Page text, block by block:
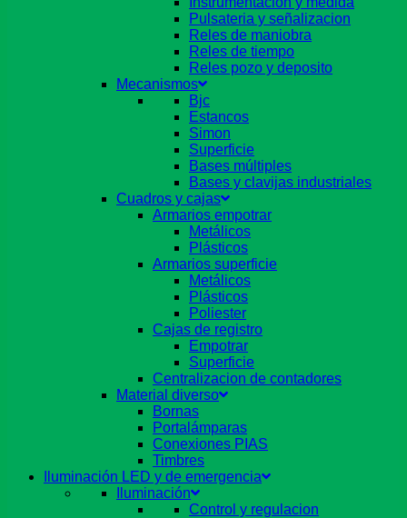
Pulsateria y señalizacion
Reles de maniobra
Reles de tiempo
Reles pozo y deposito
Mecanismos
Bjc
Estancos
Simon
Superficie
Bases múltiples
Bases y clavijas industriales
Cuadros y cajas
Armarios empotrar
Metálicos
Plásticos
Armarios superficie
Metálicos
Plásticos
Poliester
Cajas de registro
Empotrar
Superficie
Centralizacion de contadores
Material diverso
Bornas
Portalámparas
Conexiones PIAS
Timbres
Iluminación LED y de emergencia
Iluminación
Control y regulacion